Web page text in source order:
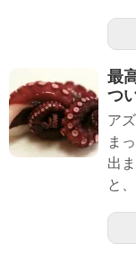
最
つ
ア
ま
出
と